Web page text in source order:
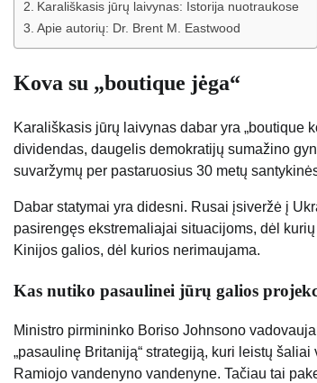
Karališkasis jūrų laivynas: Istorija nuotraukose
Apie autorių: Dr. Brent M. Eastwood
Kova su „boutique jėga“
Karališkasis jūrų laivynas dabar yra „boutique
dividendas, daugelis demokratijų sumažino
suvaržymų per pastaruosius 30 metų
Dabar statymai yra didesni. Rusai įsiveržė į
pasirengęs ekstremaliajai situacijoms, dėl
Kinijos galios, dėl kurios nerimaujama.
Kas nutiko pasaulinei jūrų galios
Ministro pirmininko Boriso Johnsono
„pasaulinę Britaniją“ strategiją, kuri leistų
Ramiojo vandenyno vandenyne. Tačiau tai